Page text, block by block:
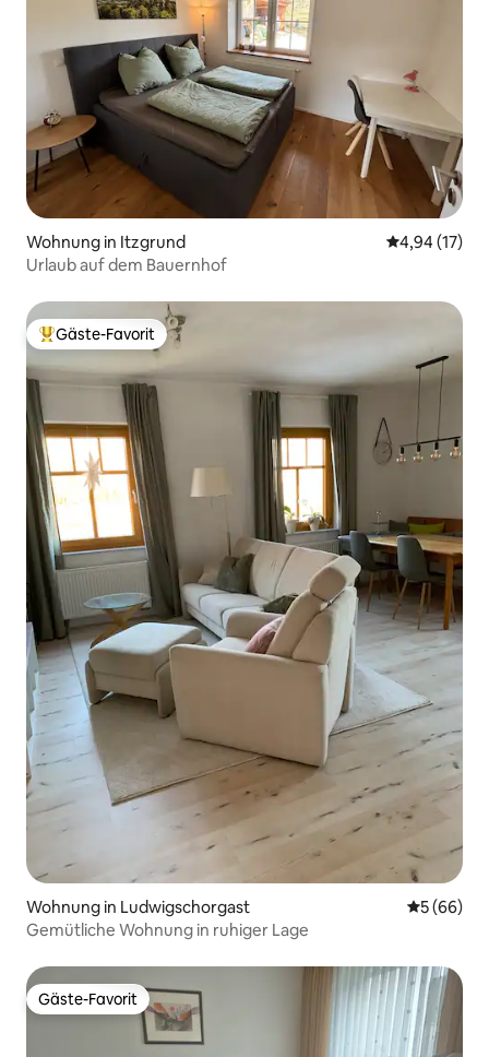
Wohnung in Itzgrund
4,94 (17)
Urlaub auf dem Bauernhof
Beliebter Gäste-Favorit.
Gäste-Favorit
Wohnung in Ludwigschorgast
5 (66)
Gemütliche Wohnung in ruhiger Lage
Gäste-Favorit
Gäste-Favorit